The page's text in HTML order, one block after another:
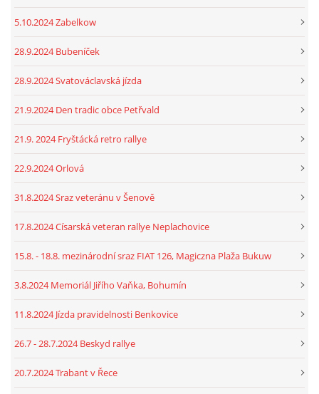
5.10.2024 Zabelkow
28.9.2024 Bubeníček
28.9.2024 Svatováclavská jízda
21.9.2024 Den tradic obce Petřvald
21.9. 2024 Fryštácká retro rallye
22.9.2024 Orlová
31.8.2024 Sraz veteránu v Šenově
17.8.2024 Císarská veteran rallye Neplachovice
15.8. - 18.8. mezinárodní sraz FIAT 126, Magiczna Plaža Bukuw
3.8.2024 Memoriál Jiřího Vaňka, Bohumín
11.8.2024 Jízda pravidelnosti Benkovice
26.7 - 28.7.2024 Beskyd rallye
20.7.2024 Trabant v Řece